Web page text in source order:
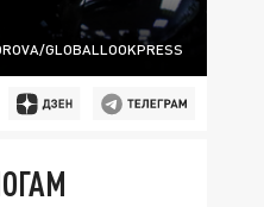
GLOBALLOOKPRESS